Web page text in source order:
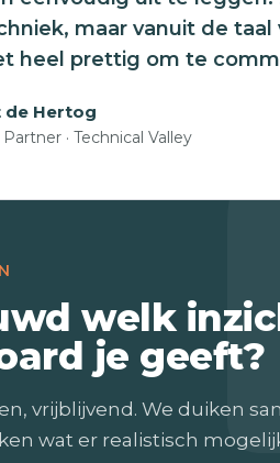
maar vanuit de taal
heel prettig om te
de Hertog
· Technical Valley
welk
je geeft?
vrijblijvend. We duiken
wat er realistisch